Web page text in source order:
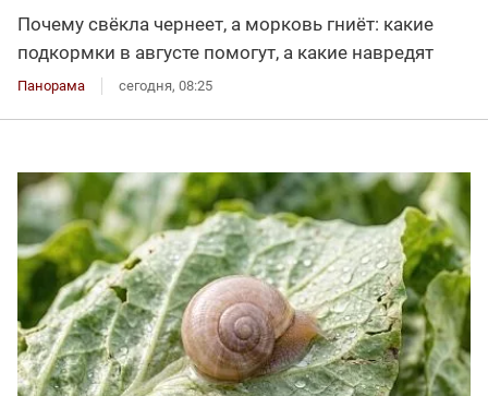
Почему свёкла чернеет, а морковь гниёт: какие
подкормки в августе помогут, а какие навредят
Панорама сегодня, 08:25